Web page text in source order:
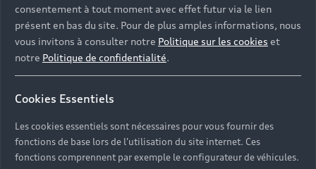
consentement à tout moment avec effet futur via le lien
présent en bas du site. Pour de plus amples informations, nous
vous invitons à consulter notre Politique sur les cookies et
notre Politique de confidentialité.
Cookies Essentiels
Les cookies essentiels sont nécessaires pour vous fournir des
fonctions de base lors de l'utilisation du site internet. Ces
fonctions comprennent par exemple le configurateur de véhicules.